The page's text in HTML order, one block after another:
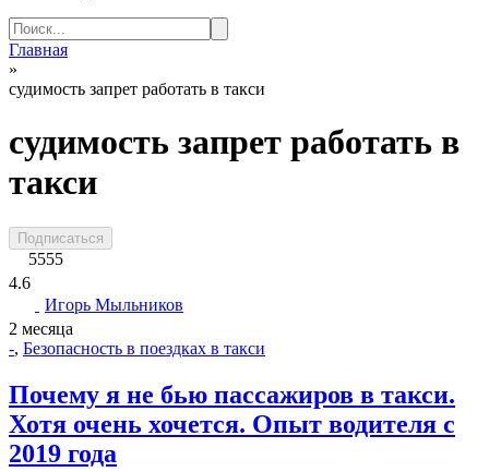
Search
for:
Главная
»
судимость запрет работать в такси
судимость запрет работать в
такси
Подписаться
5555
4.6
Игорь Мыльников
2 месяца
-, Безопасность в поездках в такси
Почему я не бью пассажиров в такси.
Хотя очень хочется. Опыт водителя с
2019 года